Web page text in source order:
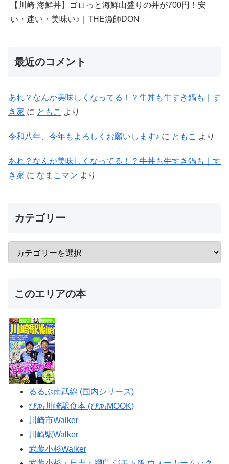
【川崎 海鮮丼】ゴロっと海鮮山盛りの丼が700円！安
い・速い・美味い♪｜THE漁師DON
最近のコメント
あれ？なんか美味しくなってる！？牛丼も牛すき鍋も｜す
き家 に ともこ より
令和八年、今年もよろしくお願いします♪ に ともこ より
あれ？なんか美味しくなってる！？牛丼も牛すき鍋も｜す
き家 に なまこマン より
カテゴリー
このエリアの本
るるぶ南武線 (国内シリーズ)
ぴあ川崎駅食本 (ぴあMOOK)
川崎市Walker
川崎駅Walker
武蔵小杉Walker